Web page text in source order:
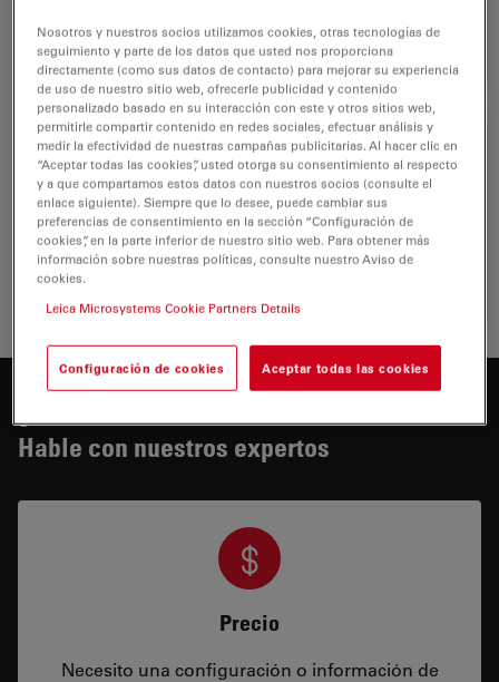
Patología clínica
Descubra cómo las soluciones de microscopio para
patología de Leica ayudan a los patólogos clínicos a
diagnosticar infecciones y enfermedades en fluidos y
tejidos corporales.
Hable con nuestros expertos
Precio
Necesito una configuración o información de
Nosotros y nuestros socios utilizamos cookies, otras tecnologías de
seguimiento y parte de los datos que usted nos proporciona
directamente (como sus datos de contacto) para mejorar su experiencia
de uso de nuestro sitio web, ofrecerle publicidad y contenido
personalizado basado en su interacción con este y otros sitios web,
permitirle compartir contenido en redes sociales, efectuar análisis y
medir la efectividad de nuestras campañas publicitarias. Al hacer clic en
“Aceptar todas las cookies”, usted otorga su consentimiento al respecto
y a que compartamos estos datos con nuestros socios (consulte el
enlace siguiente). Siempre que lo desee, puede cambiar sus
preferencias de consentimiento en la sección “Configuración de
cookies”, en la parte inferior de nuestro sitio web. Para obtener más
información sobre nuestras políticas, consulte nuestro Aviso de
cookies.
Leica Microsystems Cookie Partners Details
Configuración de cookies Aceptar todas las cookies